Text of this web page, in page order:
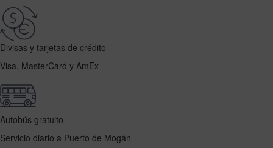
Divisas y tarjetas de crédito
Visa, MasterCard y AmEx
Autobús gratuito
Servicio diario a Puerto de Mogán